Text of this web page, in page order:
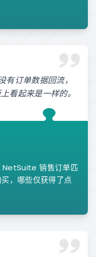
订单数据回流，
看起来是一样的。
NetSuite 销售订单匹
，哪些仅获得了点